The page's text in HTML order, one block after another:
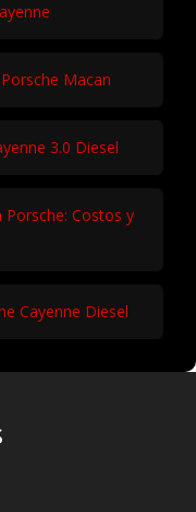
Macan
3.0 Diesel
Porsche: Costos y
Cayenne Diesel